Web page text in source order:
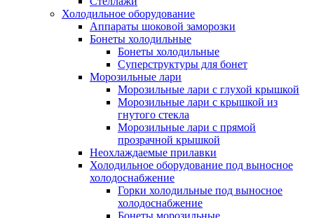
Холодильное оборудование
Аппараты шоковой заморозки
Бонеты холодильные
Бонеты холодильные
Суперструктуры для бонет
Морозильные лари
Морозильные лари с глухой крышкой
Морозильные лари с крышкой из
гнутого стекла
Морозильные лари с прямой
прозрачной крышкой
Неохлаждаемые прилавки
Холодильное оборудование под выносное
холодоснабжение
Горки холодильные под выносное
холодоснабжение
Бонеты морозильные